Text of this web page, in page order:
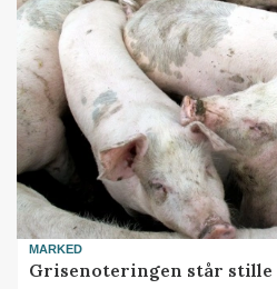
MARKED
Grisenoteringen står stille